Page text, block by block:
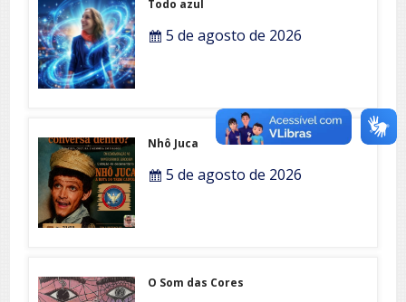
Todo azul
5 de agosto de 2026
Nhô Juca
5 de agosto de 2026
O Som das Cores